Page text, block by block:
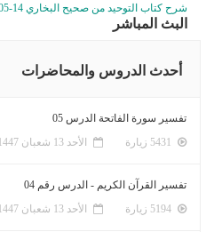
شرح كتاب التوحيد من صحيح البخاري 14-05-20
البث المباشر
أحدث الدروس والمحاضرات
تفسير سورة الفاتحة الدرس 05
الأحد 13 شعبان 1447ﻫ 1-2-2026م
تفسير القرآن الكريم - الدرس رقم 04
الأحد 13 شعبان 1447ﻫ 1-2-2026م